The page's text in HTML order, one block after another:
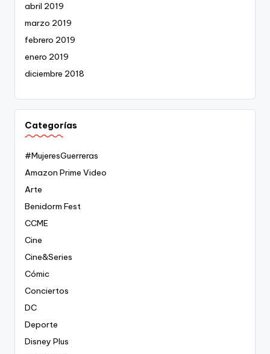
abril 2019
marzo 2019
febrero 2019
enero 2019
diciembre 2018
Categorías
#MujeresGuerreras
Amazon Prime Video
Arte
Benidorm Fest
CCME
Cine
Cine&Series
Cómic
Conciertos
DC
Deporte
Disney Plus